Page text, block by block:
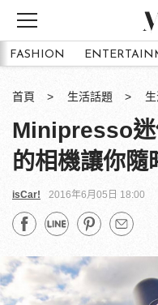
FASHION
首頁 生活話題
Minipresso迷
的相機讓你
isCar! 2016年6月05日 18:00